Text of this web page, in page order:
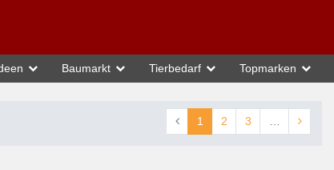
Baumarkt Tierbedarf Topmarken
1 2 3